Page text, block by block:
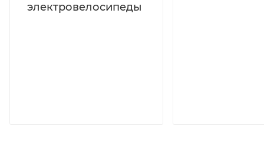
электровелосипеды